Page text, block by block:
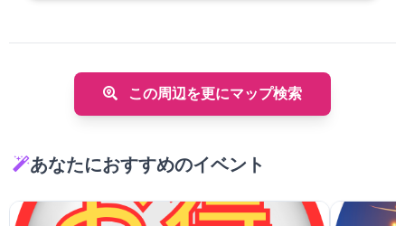
この周辺を更にマップ検索
あなたにおすすめのイベント